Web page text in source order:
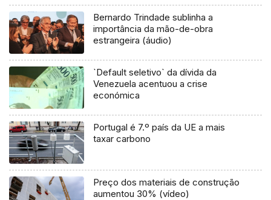
Bernardo Trindade sublinha a
importância da mão-de-obra
estrangeira (áudio)
`Default seletivo` da dívida da
Venezuela acentuou a crise
económica
Portugal é 7.º país da UE a mais
taxar carbono
Preço dos materiais de construção
aumentou 30% (vídeo)